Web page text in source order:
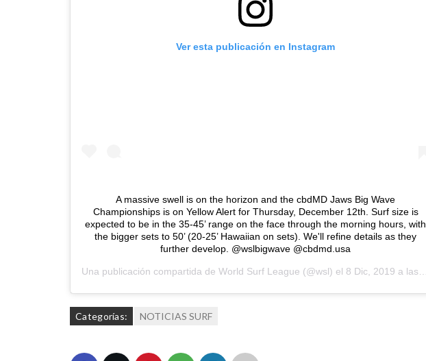
Ver esta publicación en Instagram
A massive swell is on the horizon and the cbdMD Jaws Big Wave
Championships is on Yellow Alert for Thursday, December 12th. Surf size is
expected to be in the 35-45’ range on the face through the morning hours, with
the bigger sets to 50’ (20-25’ Hawaiian on sets). We'll refine details as they
further develop. @wslbigwave @cbdmd.usa
Una publicación compartida de World Surf League (@wsl) el 8 Dic, 2019 a las 6:51 PST
Categorías: NOTICIAS SURF